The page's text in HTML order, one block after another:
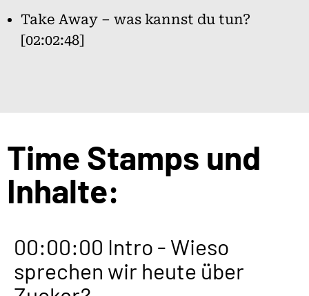
Take Away – was kannst du tun?
[02:02:48]
Time Stamps und
Inhalte:
00:00:00 Intro - Wieso
sprechen wir heute über